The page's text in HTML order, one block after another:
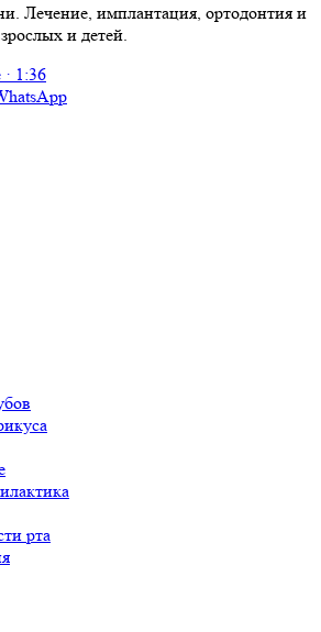
Лечение, имплантация, ортодонтия и
и детей.
1:36
рта